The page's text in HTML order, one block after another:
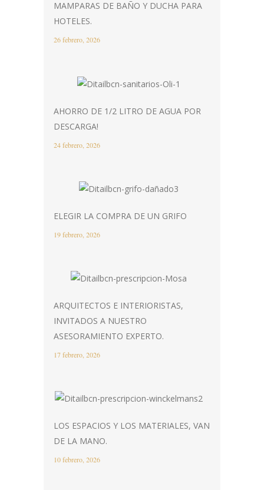
MAMPARAS DE BAÑO Y DUCHA PARA
HOTELES.
26 febrero, 2026
AHORRO DE 1/2 LITRO DE AGUA POR
DESCARGA!
24 febrero, 2026
ELEGIR LA COMPRA DE UN GRIFO
19 febrero, 2026
ARQUITECTOS E INTERIORISTAS,
INVITADOS A NUESTRO
ASESORAMIENTO EXPERTO.
17 febrero, 2026
LOS ESPACIOS Y LOS MATERIALES, VAN
DE LA MANO.
10 febrero, 2026